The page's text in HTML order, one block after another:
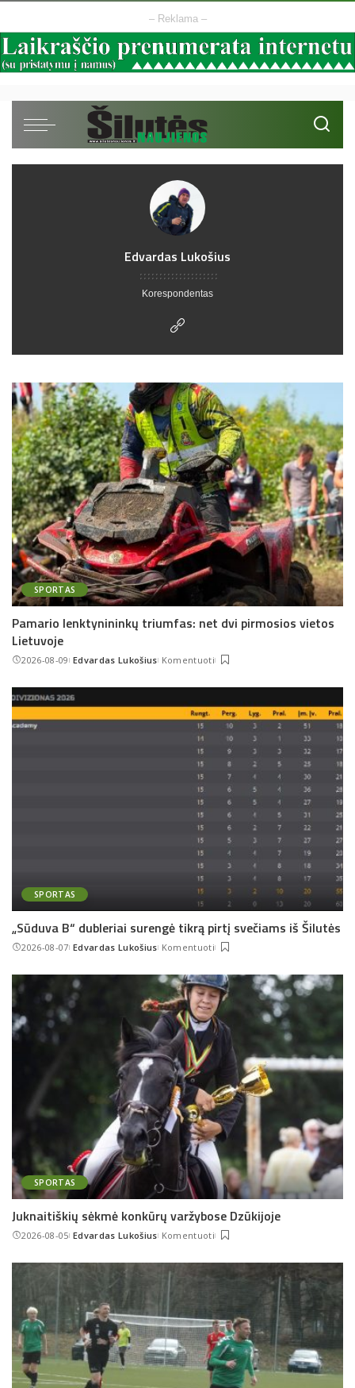
– Reklama –
Edvardas Lukošius
Korespondentas
SPORTAS
Pamario lenktynininkų triumfas: net dvi pirmosios vietos
Lietuvoje
2026-08-09Posted
Edvardas Lukošius Komentuoti
SPORTAS
„Sūduva B“ dubleriai surengė tikrą pirtį svečiams iš Šilutės
2026-08-07Posted
Edvardas Lukošius Komentuoti
SPORTAS
Juknaitiškių sėkmė konkūrų varžybose Dzūkijoje
2026-08-05Posted
Edvardas Lukošius Komentuoti